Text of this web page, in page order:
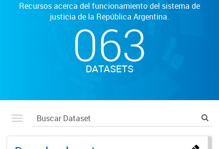
Recursos acerca del funcionamiento del sistema de
justicia de la República Argentina.
063
DATASETS